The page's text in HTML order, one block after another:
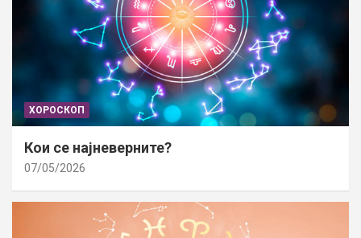
ХОРОСКОП
Кои се најневерните?
07/05/2026